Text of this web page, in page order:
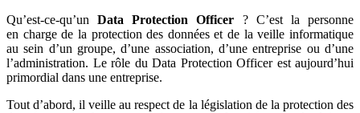
Qu’est-ce-qu’unData Protection Officer ? C’est la personne
en charge de la protection des données et de la veille informatique
au sein d’un groupe, d’une association, d’une entreprise ou d’une
l’administration. Le rôle du Data Protection Officer est aujourd’hui
primordial dans une entreprise.
Tout d’abord, il veille au respect de la législation de la protection des